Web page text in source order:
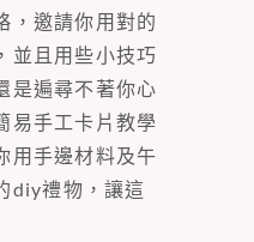
，邀請你用對的
並且用些小技巧
是遍尋不著你心
易手工卡片教學
用手邊材料及午
diy禮物，讓這